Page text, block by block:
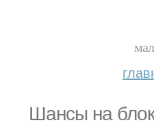
Шансы на